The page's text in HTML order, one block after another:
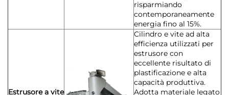
risparmiando
contemporaneamente
energia fino al 15%.
Estrusore a vite
Cilindro e vite ad alta
efficienza utilizzati per
estrusore con
eccellente risultato di
plastificazione e alta
capacità produttiva.
Adotta materiale legato